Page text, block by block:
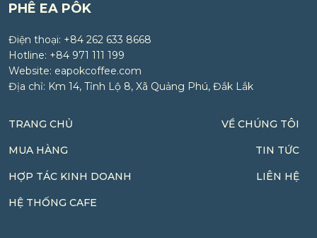
PHÊ EA PÔK
Điện thoại: +84 262 633 8668
Hotline: +84 971 111 199
Website: eapokcoffee.com
Địa chỉ: Km 14, Tỉnh Lộ 8, Xã Quảng Phú, Đắk Lắk
TRANG CHỦ VỀ CHÚNG TÔI
MUA HÀNG TIN TỨC
HỢP TÁC KINH DOANH LIÊN HỆ
HỆ THỐNG CAFE